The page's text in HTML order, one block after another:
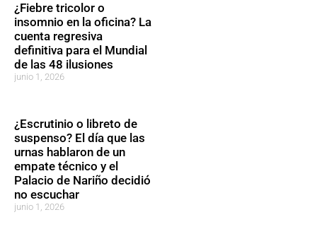
¿Fiebre tricolor o
insomnio en la oficina? La
cuenta regresiva
definitiva para el Mundial
de las 48 ilusiones
junio 1, 2026
¿Escrutinio o libreto de
suspenso? El día que las
urnas hablaron de un
empate técnico y el
Palacio de Nariño decidió
no escuchar
junio 1, 2026